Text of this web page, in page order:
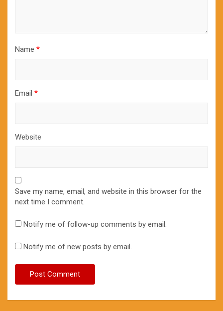
Name *
Email *
Website
Save my name, email, and website in this browser for the
next time I comment.
Notify me of follow-up comments by email.
Notify me of new posts by email.